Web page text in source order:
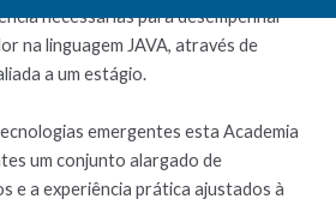
necessárias para desempenhar
na linguagem JAVA, através de
a um estágio.
emergentes esta Academia
um conjunto alargado de
e a experiência prática ajustados à